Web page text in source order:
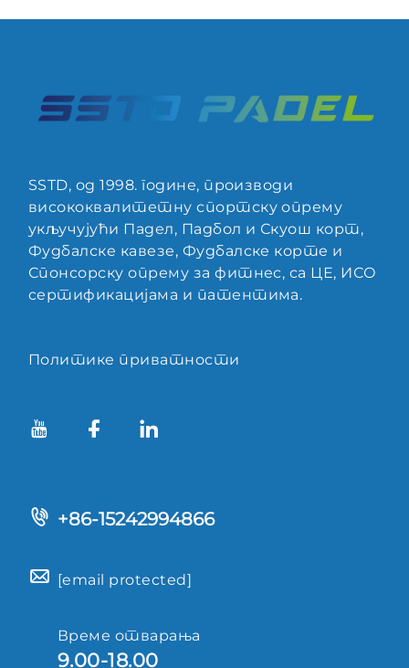
SSTD, од 1998. године, производи
висококвалитетну спортску опрему
укључујући Падел, Падбол и Скуош корт,
Фудбалске кавезе, Фудбалске корте и
Спонсорску опрему за фитнес, са ЦЕ, ИСО
сертификацијама и патентима.
Политике приватности
+86-15242994866
[email protected]
Време отварања
9.00-18.00